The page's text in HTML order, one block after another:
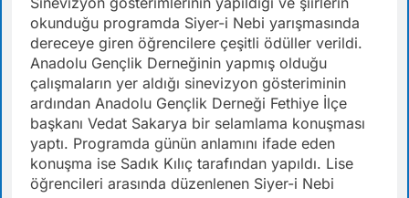
okunduğu programda Siyer-i Nebi yarışmasında
dereceye giren öğrencilere çeşitli ödüller verildi.
Anadolu Gençlik Derneğinin yapmış olduğu
çalışmaların yer aldığı sinevizyon gösteriminin
ardından Anadolu Gençlik Derneği Fethiye İlçe
başkanı Vedat Sakarya bir selamlama konuşması
yaptı. Programda günün anlamını ifade eden
konuşma ise Sadık Kılıç tarafından yapıldı. Lise
öğrencileri arasında düzenlenen Siyer-i Nebi